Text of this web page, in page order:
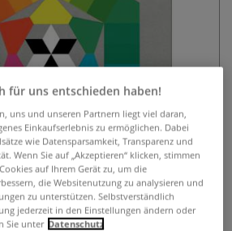
für uns entschieden haben!
uns und unseren Partnern liegt viel daran,
Einkaufserlebnis zu ermöglichen. Dabei
wie Datensparsamkeit, Transparenz und
Wenn Sie auf „Akzeptieren“ klicken, stimmen
auf Ihrem Gerät zu, um die
die Websitenutzung zu analysieren und
zu unterstützen. Selbstverständlich
jederzeit in den Einstellungen ändern oder
Sie unter Datenschutz